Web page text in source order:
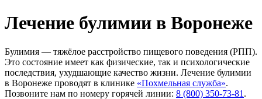
Лечение булимии в Воронеже
Булимия ― тяжёлое расстройство пищевого поведения (РПП).
Это состояние имеет как физические, так и психологические
последствия, ухудшающие качество жизни. Лечение булимии
в Воронеже проводят в клинике «Похмельная служба».
Позвоните нам по номеру горячей линии: 8 (800) 350-73-81 .